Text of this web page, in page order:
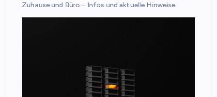
Zuhause und Büro – Infos und aktuelle Hinweise